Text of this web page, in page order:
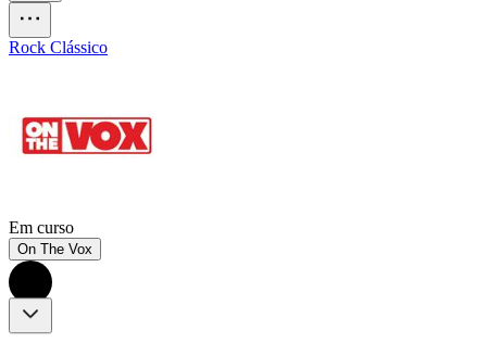
Rock Clássico
Em curso
On The Vox